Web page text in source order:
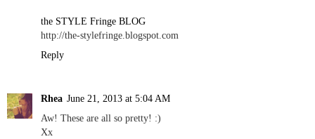
the STYLE Fringe BLOG
http://the-stylefringe.blogspot.com
Reply
Rhea June 21, 2013 at 5:04 AM
Aw! These are all so pretty! :)
Xx